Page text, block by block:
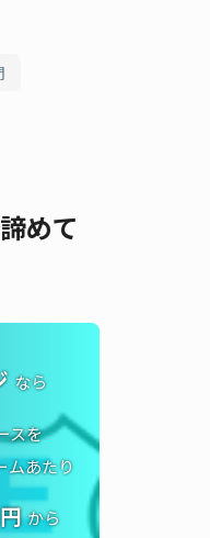
めて
なら
スを
ムあたり
から